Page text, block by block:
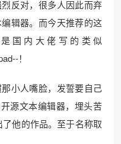
反对，很多人因此而弃
辑器。而今天推荐的这
国内大佬写的类似
！
小人嘴脸，发誓要自己
源文本编辑器，埋头苦
他的作品。至于名称取